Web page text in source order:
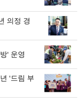
의정 경
' 운영
'드림 부